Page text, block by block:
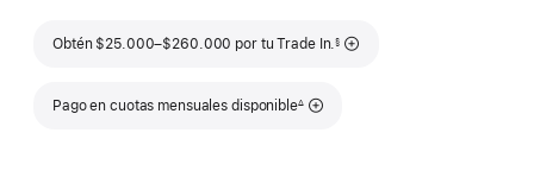
Obtén $25.000–$260.000 por tu Trade In.
Nota a pie de página
§
Pago en cuotas mensuales disponible
Nota a pie de página
∆